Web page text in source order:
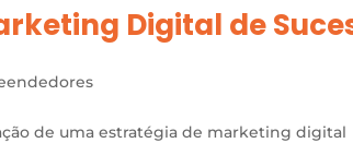
Digital de
de uma estratégia de marketing digital